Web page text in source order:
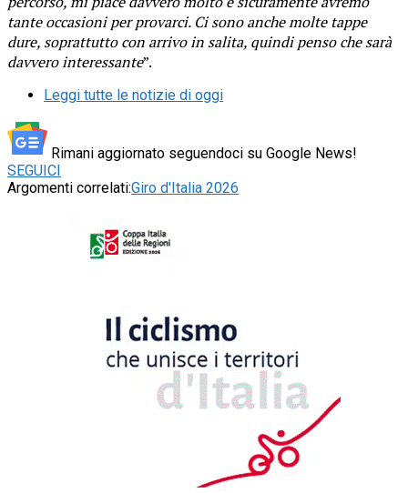
tante occasioni per provarci. Ci sono anche molte tappe
dure, soprattutto con arrivo in salita, quindi penso che sarà
davvero interessante”.
Leggi tutte le notizie di oggi
Rimani aggiornato seguendoci su Google News!
SEGUICI
Argomenti correlati:Giro d'Italia 2026